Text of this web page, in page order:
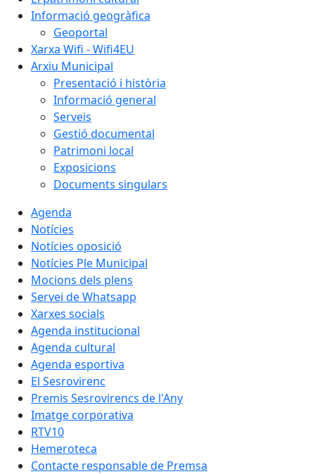
Informació geogràfica
Geoportal
Xarxa Wifi - Wifi4EU
Arxiu Municipal
Presentació i història
Informació general
Serveis
Gestió documental
Patrimoni local
Exposicions
Documents singulars
Agenda
Notícies
Notícies oposició
Notícies Ple Municipal
Mocions dels plens
Servei de Whatsapp
Xarxes socials
Agenda institucional
Agenda cultural
Agenda esportiva
El Sesrovirenc
Premis Sesrovirencs de l'Any
Imatge corporativa
RTV10
Hemeroteca
Contacte responsable de Premsa